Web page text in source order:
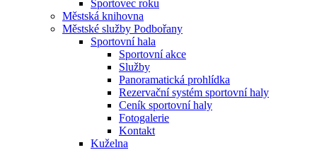
Sportovec roku
Městská knihovna
Městské služby Podbořany
Sportovní hala
Sportovní akce
Služby
Panoramatická prohlídka
Rezervační systém sportovní haly
Ceník sportovní haly
Fotogalerie
Kontakt
Kuželna